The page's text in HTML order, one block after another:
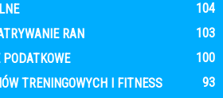
104
RAN
103
100
TRENINGOWYCH I FITNESS
93